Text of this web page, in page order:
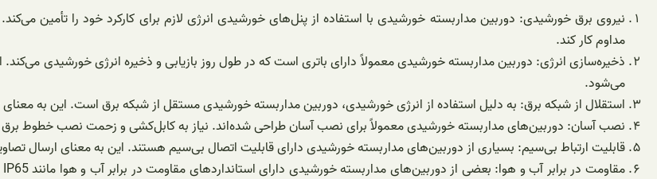
نیروی برق خورشیدی: دوربین مداربسته خورشیدی با استفاده از پنل‌های خورشیدی انرژی لازم برای کارکرد خود را تأمین
مداوم کار کند.
ذخیره‌سازی انرژی: دوربین مداربسته خورشیدی معمولاً دارای باتری است که در طول روز بازیابی و ذخیره انرژی خورشیدی
می‌شود.
استقلال از شبکه برق: به دلیل استفاده از انرژی خورشیدی، دوربین مداربسته خورشیدی مستقل از شبکه برق است. این به
نصب آسان: دوربین‌های مداربسته خورشیدی معمولاً برای نصب آسان طراحی شده‌اند. نیاز به کابل‌کشی و زحمت نصب خطوط
قابلیت ارتباط بی‌سیم: بسیاری از دوربین‌های مداربسته خورشیدی دارای قابلیت اتصال بی‌سیم هستند. این به معنای ارسال